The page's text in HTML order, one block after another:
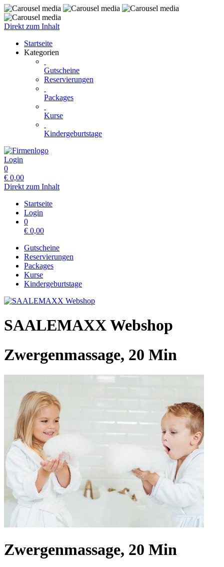
Direkt zum Inhalt
Startseite
Kategorien
Gutscheine
Reservierungen
Packages
Kurse
Kindergeburtstage
Login
0
€ 0,00
Direkt zum Inhalt
Startseite
Login
0
€ 0,00
Gutscheine
Reservierungen
Packages
Kurse
Kindergeburtstage
SAALEMAXX Webshop
Zwergenmassage, 20 Min
Zwergenmassage, 20 Min